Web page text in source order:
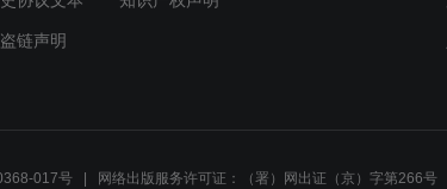
链声明
017号 网络出版服务许可证：（署）网出证（京）字第266号